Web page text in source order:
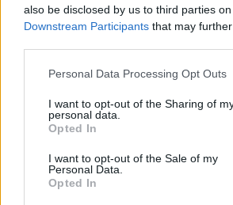
also be disclosed by us to third parties
Downstream Participants that may
Personal Data Processing Opt Outs
I want to opt-out of the Sharing of
personal data.
Opted In
I want to opt-out of the Sale of my
Personal Data.
Opted In
Εγγραφή στο
Αποδέχομαι τους
και την πολιτική